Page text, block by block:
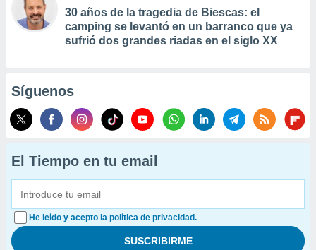
30 años de la tragedia de Biescas: el
camping se levantó en un barranco que ya
sufrió dos grandes riadas en el siglo XX
Síguenos
El Tiempo en tu email
He leído y acepto la política de privacidad.